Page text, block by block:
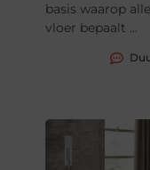
basis waarop
vloer bepaalt ...